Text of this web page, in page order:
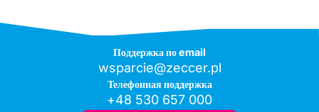
Поддержка по email
wsparcie@zeccer.pl
Телефонная поддержка
+48 530 657 000